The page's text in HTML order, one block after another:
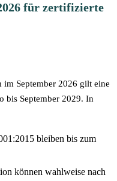
für zertifizierte
September 2026 gilt eine
bis September 2029. In
bleiben bis zum
können wahlweise nach